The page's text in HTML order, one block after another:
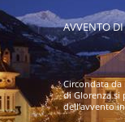
AVVENTO
Circondata da
di Glorenza si
dell’avvento